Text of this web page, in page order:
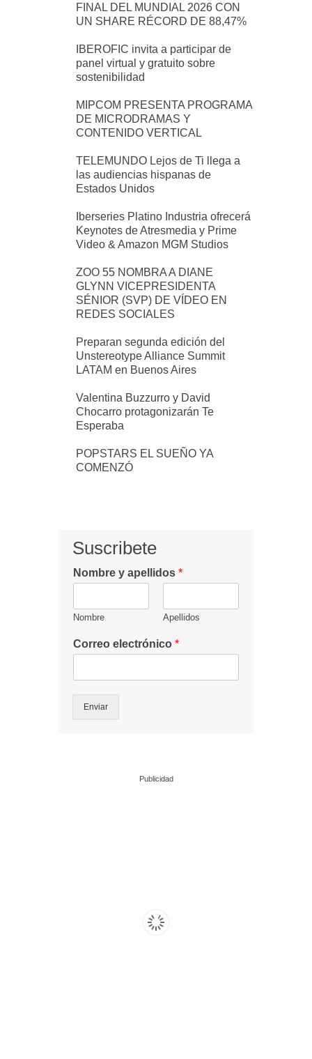
FINAL DEL MUNDIAL 2026 CON
UN SHARE RÉCORD DE 88,47%
IBEROFIC invita a participar de
panel virtual y gratuito sobre
sostenibilidad
MIPCOM PRESENTA PROGRAMA
DE MICRODRAMAS Y
CONTENIDO VERTICAL
TELEMUNDO Lejos de Ti llega a
las audiencias hispanas de
Estados Unidos
Iberseries Platino Industria ofrecerá
Keynotes de Atresmedia y Prime
Video & Amazon MGM Studios
ZOO 55 NOMBRA A DIANE
GLYNN VICEPRESIDENTA
SÉNIOR (SVP) DE VÍDEO EN
REDES SOCIALES
Preparan segunda edición del
Unstereotype Alliance Summit
LATAM en Buenos Aires
Valentina Buzzurro y David
Chocarro protagonizarán Te
Esperaba
POPSTARS EL SUEÑO YA
COMENZÓ
Suscribete
Nombre y apellidos *
Nombre Apellidos
Correo electrónico *
Enviar
Publicidad